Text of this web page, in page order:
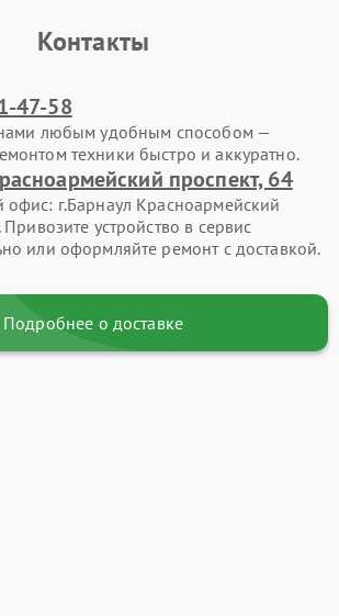
Контакты
47-58
нами любым удобным способом —
техники быстро и аккуратно.
проспект, 64
офис: г.Барнаул Красноармейский
Привозите устройство в сервис
или оформляйте ремонт с доставкой.
Подробнее о доставке